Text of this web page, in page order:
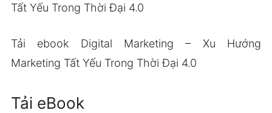
Tất Yếu Trong Thời Đại 4.0
Tải ebook Digital Marketing – Xu Hướng
Marketing Tất Yếu Trong Thời Đại 4.0
Tải eBook